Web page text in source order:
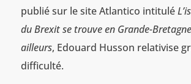
publié sur le site Atlantico intitulé
du Brexit se trouve en Grande-
ailleurs, Edouard Husson relativise
difficulté.